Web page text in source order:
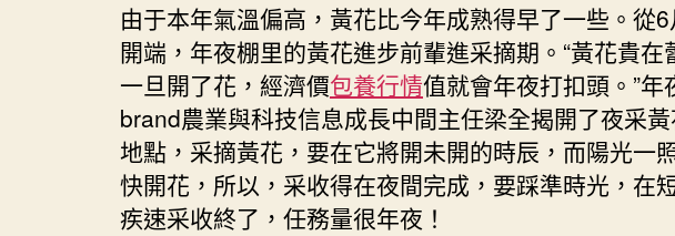
由于本年氣溫偏高，黃花比今年成熟得早了一些。從
開端，年夜棚里的黃花進步前輩進采摘期。“黃花貴在
一旦開了花，經濟價包養行情值就會年夜打扣頭。”年
brand農業與科技信息成長中間主任梁全揭開了夜采
地點，采摘黃花，要在它將開未開的時辰，而陽光一
快開花，所以，采收得在夜間完成，要踩準時光，在
疾速采收終了，任務量很年夜！